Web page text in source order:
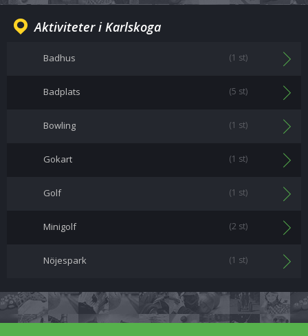
Aktiviteter i Karlskoga
Badhus (1 st)
Badplats (5 st)
Bowling (1 st)
Gokart (1 st)
Golf (1 st)
Minigolf (2 st)
Nöjespark (1 st)